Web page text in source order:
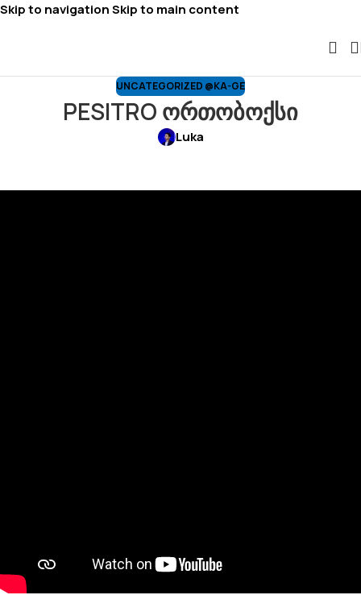
Skip to navigationSkip to main content
UNCATEGORIZED @KA-GE
PESITRO ორთობოქსი
Luka